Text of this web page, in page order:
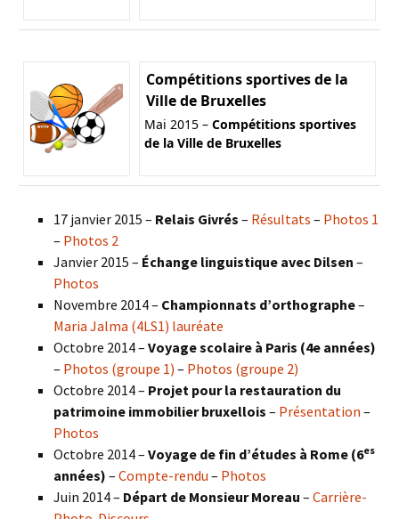
Compétitions sportives de la
Ville de Bruxelles
Mai 2015 – Compétitions sportives
de la Ville de Bruxelles
17 janvier 2015 – Relais Givrés – Résultats – Photos 1
– Photos 2
Janvier 2015 – Échange linguistique avec Dilsen –
Photos
Novembre 2014 – Championnats d’orthographe–
Maria Jalma (4LS1) lauréate
Octobre 2014 – Voyage scolaire à Paris (4e années)
– Photos (groupe 1) – Photos (groupe 2)
Octobre 2014 – Projet pour la restauration du
patrimoine immobilier bruxellois – Présentation –
Photos
Octobre 2014 – Voyage de fin d’études à Rome (6es
années) – Compte-rendu – Photos
Juin 2014 – Départ de Monsieur Moreau – Carrière-